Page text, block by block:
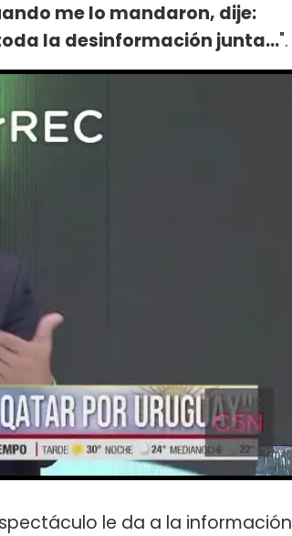
me lo mandaron, dije:
la desinformación junta...".
le da a la información